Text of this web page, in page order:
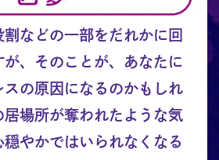
割などの一部をだれかに回
が、そのことが、あなたに
スの原因になるのかもしれ
居場所が奪われたような気
やかではいられなくなる